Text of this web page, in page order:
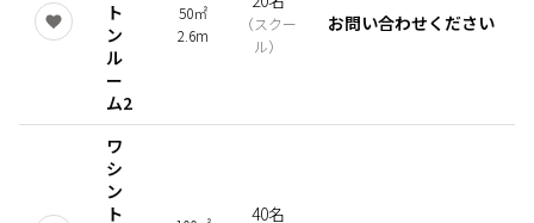
ト
ン
ル
ー
ム2
50㎡
2.6m
（スクー
ル）
お問い合わせください
ワ
シ
ン
ト
40名